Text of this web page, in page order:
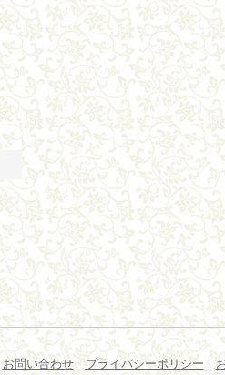
お問い合わせ プライバシーポリシー